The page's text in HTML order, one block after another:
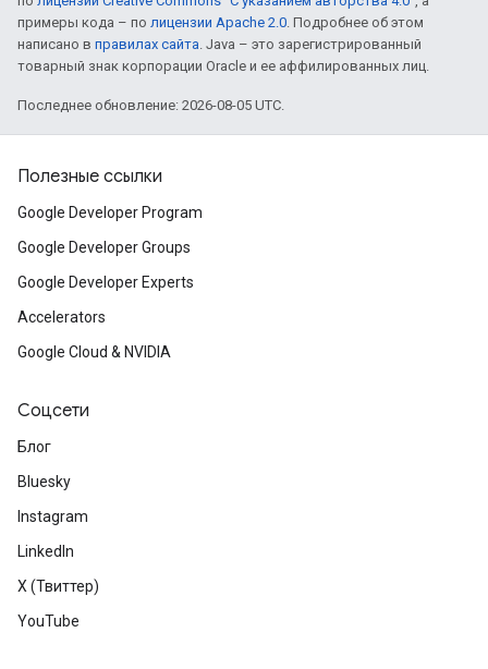
примеры кода – по лицензии Apache 2.0. Подробнее об этом
написано в правилах сайта. Java – это зарегистрированный
товарный знак корпорации Oracle и ее аффилированных лиц.
Последнее обновление: 2026-08-05 UTC.
Полезные ссылки
Google Developer Program
Google Developer Groups
Google Developer Experts
Accelerators
Google Cloud & NVIDIA
Соцсети
Блог
Bluesky
Instagram
LinkedIn
X (Твиттер)
YouTube